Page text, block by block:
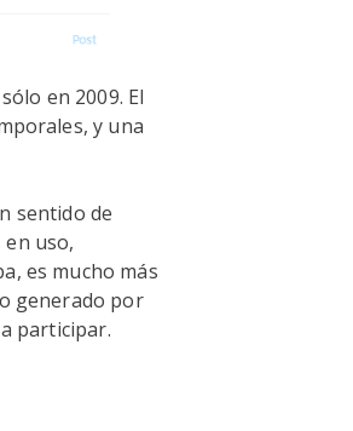
en 2009. El
y una
sentido de
uso,
es mucho más
generado por
participar.